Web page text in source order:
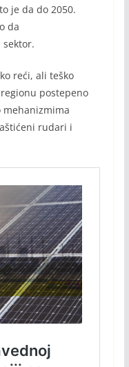
je da do 2050.
da
reći, ali teško
postepeno
rudari i